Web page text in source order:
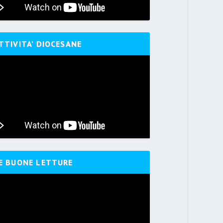
DIOCESANE
BUONE LETTURE